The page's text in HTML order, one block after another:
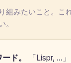
組みたいこと。こ
。
ド。
「Lispr, …